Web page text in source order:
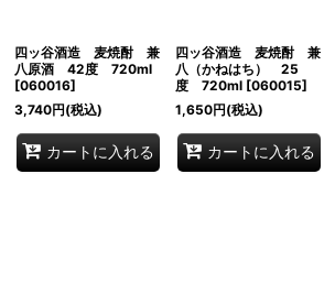
四ッ谷酒造 麦焼酎 兼
八原酒 42度 720ml
[060016]
3,740円(税込)
カートに入れる
四ッ谷酒造 麦焼酎 兼
八（かねはち） 25
度 720ml [060015]
1,650円(税込)
カートに入れる